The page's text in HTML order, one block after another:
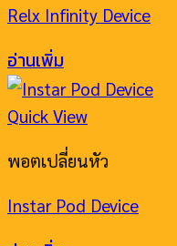
Relx Infinity Device
อ่านเพิ่ม
Quick View
พอตเปลี่ยนหัว
Instar Pod Device